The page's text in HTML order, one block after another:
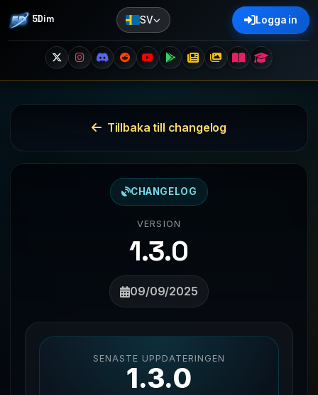
5Dim SV Logga in
Tillbaka till changelog
CHANGELOG
VERSION
1.3.0
09/09/2025
SENASTE UPPDATERINGEN
1.3.0